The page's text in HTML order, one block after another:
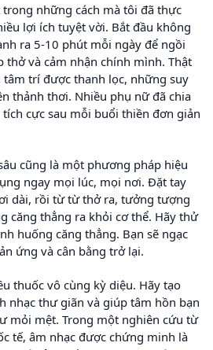
những cách mà tôi đã thực
lợi ích tuyệt vời. Bắt đầu không
ra 5-10 phút mỗi ngày để ngồi
thở và cảm nhận chính mình. Thật
tâm trí được thanh lọc, những suy
thảnh thơi. Nhiều phụ nữ đã chia
cực sau mỗi buổi thiền đơn giản
cũng là một phương pháp hiệu
ngay mọi lúc, mọi nơi. Đặt tay
dài, rồi từ từ thở ra, tưởng tượng
căng thẳng ra khỏi cơ thể. Hãy thử
huống căng thẳng. Bạn sẽ ngạc
ứng và cân bằng trở lại.
thuốc vô cùng kỳ diệu. Hãy tạo
nhạc thư giãn và giúp tâm hồn bạn
mỏi mệt. Trong một nghiên cứu từ
tế, âm nhạc được chứng minh là